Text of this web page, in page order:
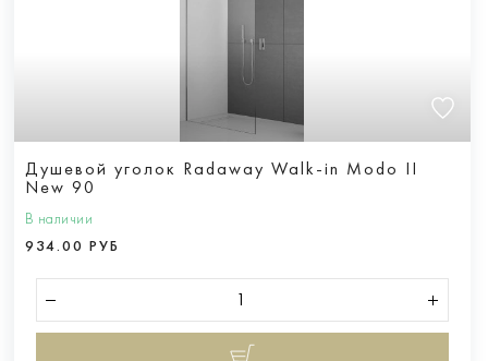
Душевой уголок Radaway Walk-in Modo II
New 90
В наличии
934.00 РУБ